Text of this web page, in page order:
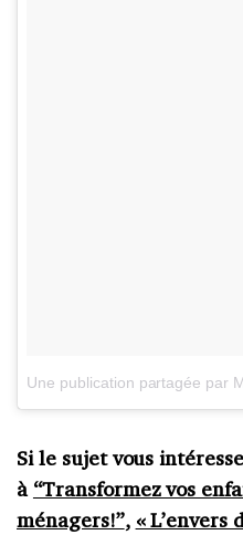
Si le sujet vous
à “Transformez vos
ménagers!”, «